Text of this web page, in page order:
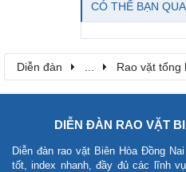
CÓ THỂ BẠN
Diễn đàn Rao vặt tổng
DIỄN ĐÀN RAO VẶT
Diễn đàn rao vặt Biên Hòa Đồng Nai
tốt, index nhanh, đầy đủ các lĩnh